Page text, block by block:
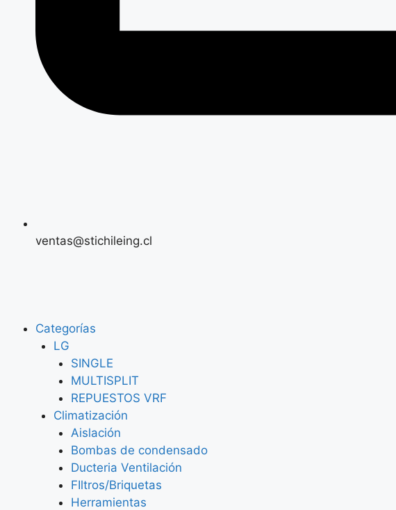
ventas@stichileing.cl
Categorías
LG
SINGLE
MULTISPLIT
REPUESTOS VRF
Climatización
Aislación
Bombas de condensado
Ducteria Ventilación
FIltros/Briquetas
Herramientas